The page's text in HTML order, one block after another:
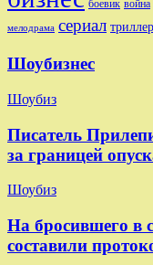
боевик война
мелодрама сериал триллер
Шоубизнес
Шоубиз
Писатель
за границей
Шоубиз
На бросившего в
составили